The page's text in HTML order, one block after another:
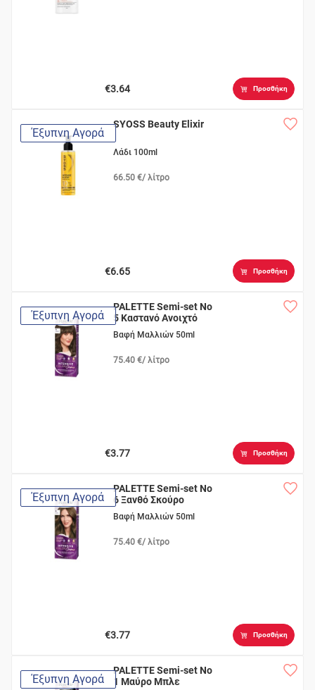
€3.64 Προσθήκη
Έξυπνη Αγορά
SYOSS Beauty Elixir
Λάδι 100ml
66.50 €/ λίτρο
€6.65 Προσθήκη
Έξυπνη Αγορά
PALETTE Semi-set Νο
5 Καστανό Ανοιχτό
Βαφή Μαλλιών 50ml
75.40 €/ λίτρο
€3.77 Προσθήκη
Έξυπνη Αγορά
PALETTE Semi-set Nο
6 Ξανθό Σκούρο
Βαφή Μαλλιών 50ml
75.40 €/ λίτρο
€3.77 Προσθήκη
Έξυπνη Αγορά
PALETTE Semi-set Νο
1 Μαύρο Μπλε